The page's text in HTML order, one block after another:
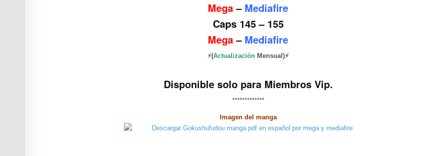
Mega– Mediafire
Caps 145 – 155
Mega– Mediafire
⚡(Actualización Mensual)⚡
Disponible solo para Miembros Vip.
*************
Imagen del manga